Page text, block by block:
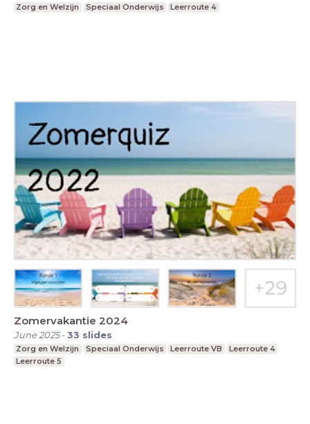
Zorg en Welzijn Speciaal Onderwijs Leerroute 4
Zomervakantie 2024
June 2025-33 slides
Zorg en Welzijn Speciaal Onderwijs Leerroute VB
Leerroute 4
Leerroute 5